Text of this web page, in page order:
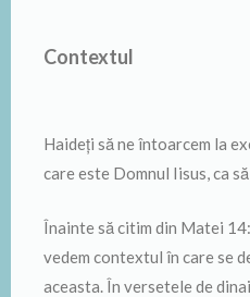
Contextul
Haideți să ne întoarcem la
care este Domnul Iisus, ca
Înainte să citim din Matei
vedem contextul în care se
aceasta. În versetele de